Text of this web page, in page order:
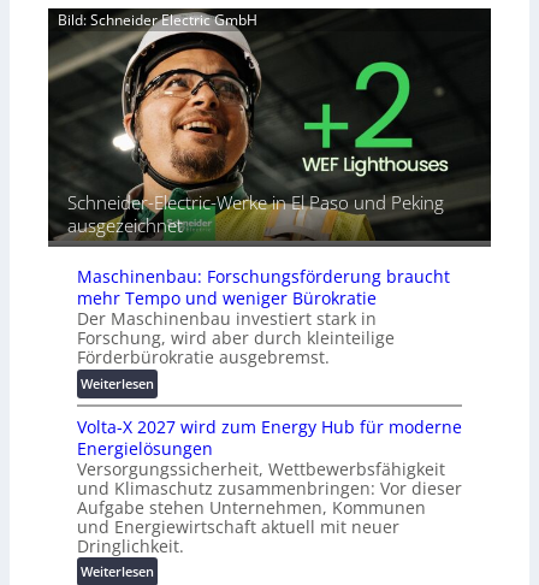
a
h
e
A
u
t
o
m
a
t
i
i
e
r
u
n
g
s
l
ö
s
u
n
g
e
n
u
t
o
r
i
a
r
e
i
h
e
e
r
b
i
n
d
e
t
G
e
r
ä
e
s
c
h
u
t
z
u
n
d
d
i
g
i
Bild: Schneider Electric GmbH
Schneider-Electric-Werke in El Paso und Peking
ausgezeichnet
Maschinenbau: Forschungsförderung braucht
mehr Tempo und weniger Bürokratie
Der Maschinenbau investiert stark in
Forschung, wird aber durch kleinteilige
Förderbürokratie ausgebremst.
Weiterlesen:
M
a
s
c
h
i
n
e
n
Volta-X 2027 wird zum Energy Hub für moderne
Energielösungen
Versorgungssicherheit, Wettbewerbsfähigkeit
und Klimaschutz zusammenbringen: Vor dieser
Aufgabe stehen Unternehmen, Kommunen
und Energiewirtschaft aktuell mit neuer
Dringlichkeit.
Weiterlesen: